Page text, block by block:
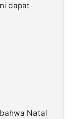
dapat
Natal